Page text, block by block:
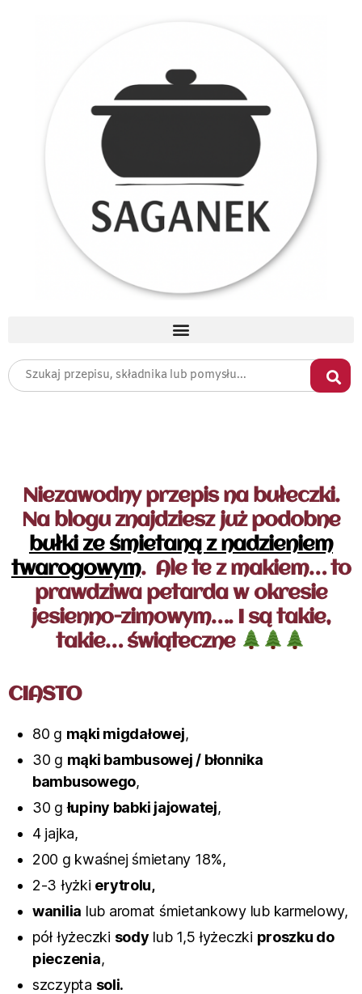
Niezawodny przepis na bułeczki.
Na blogu znajdziesz już podobne
bułki ze śmietaną z nadzieniem
twarogowym. Ale te z makiem… to
prawdziwa petarda w okresie
jesienno-zimowym…. I są takie,
takie… świąteczne
CIASTO
80 g mąki migdałowej,
30 g mąki bambusowej / błonnika
bambusowego,
30 głupiny babki jajowatej,
4 jajka,
200 g kwaśnej śmietany 18%,
2-3 łyżki erytrolu,
wanilia lub aromat śmietankowy lub karmelowy,
pół łyżeczki sody lub 1,5 łyżeczki proszku do
pieczenia,
szczypta soli.